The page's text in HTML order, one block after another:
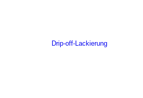
Drip-off-Lackierung